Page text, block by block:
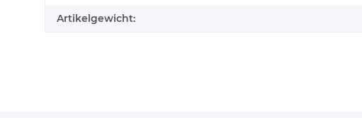
Artikelgewicht: